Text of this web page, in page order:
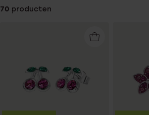
70 producten